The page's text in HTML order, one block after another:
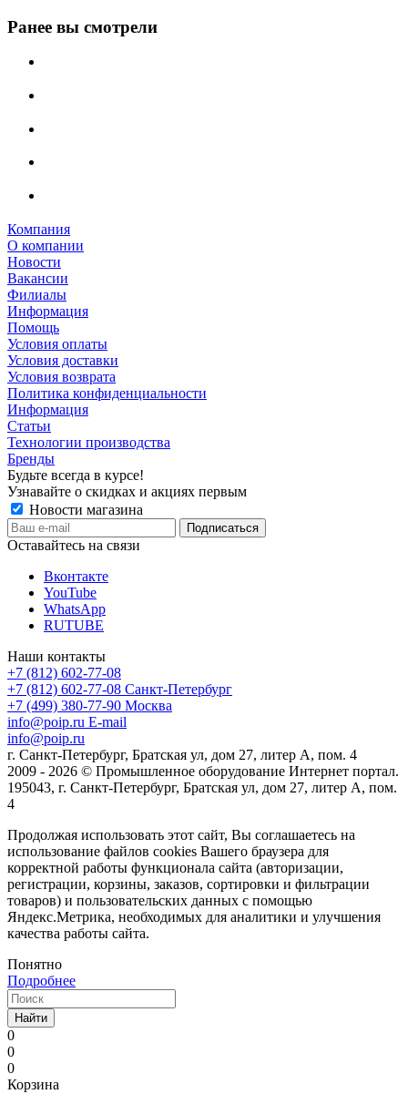
Ранее вы смотрели
Компания
О компании
Новости
Вакансии
Филиалы
Информация
Помощь
Условия оплаты
Условия доставки
Условия возврата
Политика конфиденциальности
Информация
Статьи
Технологии производства
Бренды
Будьте всегда в курсе!
Узнавайте о скидках и акциях первым
Новости магазина
Оставайтесь на связи
Вконтакте
YouTube
WhatsApp
RUTUBE
Наши контакты
+7 (812) 602-77-08
+7 (812) 602-77-08 Санкт-Петербург
+7 (499) 380-77-90 Москва
info@poip.ru E-mail
info@poip.ru
г. Санкт-Петербург, Братская ул, дом 27, литер А, пом. 4
2009 - 2026 © Промышленное оборудование Интернет портал.
195043, г. Санкт-Петербург, Братская ул, дом 27, литер А, пом.
4
Продолжая использовать этот сайт, Вы соглашаетесь на
использование файлов cookies Вашего браузера для
корректной работы функционала сайта (авторизации,
регистрации, корзины, заказов, сортировки и фильтрации
товаров) и пользовательских данных с помощью
Яндекс.Метрика, необходимых для аналитики и улучшения
качества работы сайта.
Понятно
Подробнее
Найти
0
0
0
Корзина